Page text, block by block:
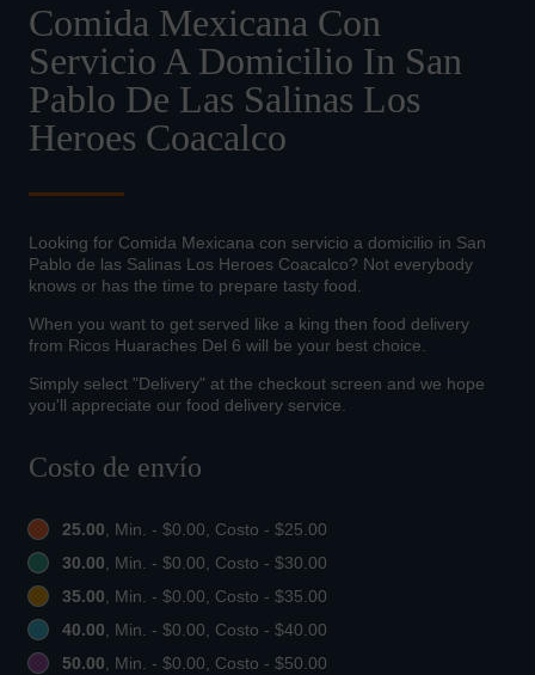
Comida Mexicana Con
Servicio A Domicilio In San
Pablo De Las Salinas Los
Heroes Coacalco
Looking for Comida Mexicana con servicio a domicilio in San
Pablo de las Salinas Los Heroes Coacalco? Not everybody
knows or has the time to prepare tasty food.
When you want to get served like a king then food delivery
from Ricos Huaraches Del 6 will be your best choice.
Simply select "Delivery" at the checkout screen and we hope
you'll appreciate our food delivery service.
Costo de envío
25.00, Min. - $0.00, Costo - $25.00
30.00, Min. - $0.00, Costo - $30.00
35.00, Min. - $0.00, Costo - $35.00
40.00, Min. - $0.00, Costo - $40.00
50.00, Min. - $0.00, Costo - $50.00